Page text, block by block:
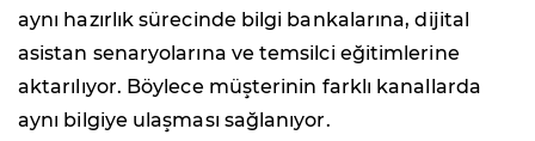
aynı hazırlık sürecinde bilgi bankalarına, dijital
asistan senaryolarına ve temsilci eğitimlerine
aktarılıyor. Böylece müşterinin farklı kanallarda
aynı bilgiye ulaşması sağlanıyor.